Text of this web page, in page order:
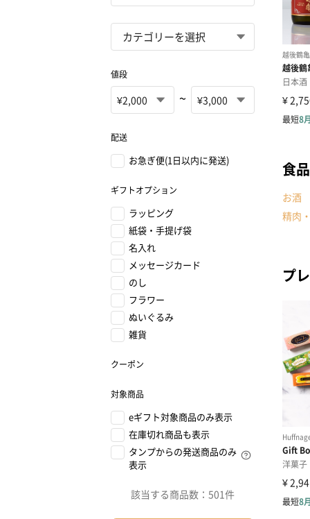
値段
~
配送
お急ぎ便(1日以内に発送)
ギフトオプション
ラッピング
紙袋・手提げ袋
名入れ
メッセージカード
のし
フラワー
ぬいぐるみ
雑貨
クーポン
対象商品
eギフト対象商品のみ表示
在庫切れ商品も表示
タンプからの発送商品のみ
表示
該当する商品数： 501件
食
お酒
精肉
プ